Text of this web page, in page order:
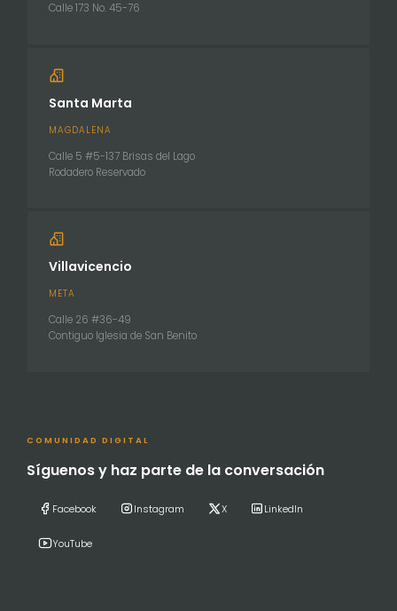
Calle 173 No. 45-76
Santa Marta
MAGDALENA
Calle 5 #5-137 Brisas del Lago
Rodadero Reservado
Villavicencio
META
Calle 26 #36-49
Contiguo Iglesia de San Benito
COMUNIDAD DIGITAL
Síguenos y haz parte de la conversación
Facebook Instagram X LinkedIn
YouTube